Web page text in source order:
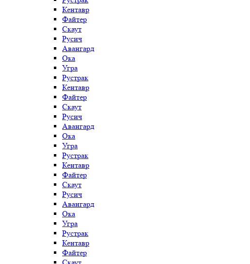
Кентавр
Файтер
Скаут
Русич
Авангард
Ока
Угра
Рустрак
Кентавр
Файтер
Скаут
Русич
Авангард
Ока
Угра
Рустрак
Кентавр
Файтер
Скаут
Русич
Авангард
Ока
Угра
Рустрак
Кентавр
Файтер